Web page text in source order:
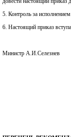
5. Контроль за
6. Настоящий приказ
Министр А.И.Селезнев